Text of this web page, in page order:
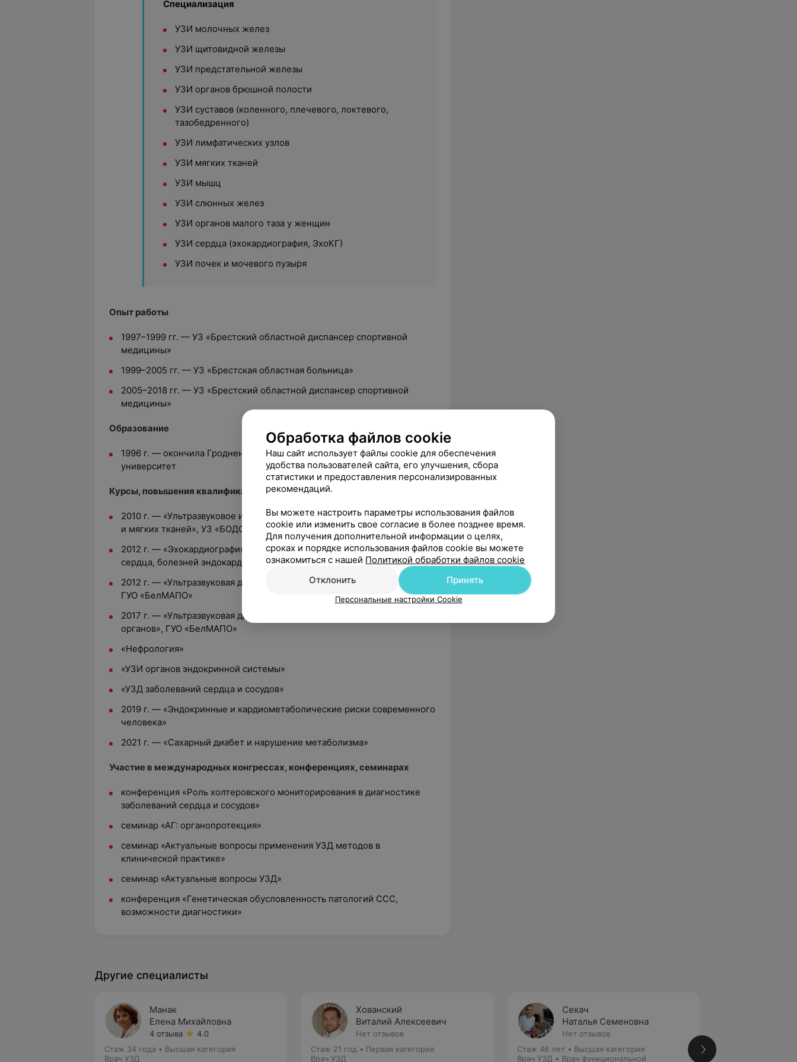
Специализация
УЗИ молочных желез
УЗИ щитовидной железы
УЗИ предстательной железы
УЗИ органов брюшной полости
УЗИ суставов (коленного, плечевого, локтевого,
тазобедренного)
УЗИ лимфатических узлов
УЗИ мягких тканей
УЗИ мышц
УЗИ слюнных желез
УЗИ органов малого таза у женщин
УЗИ сердца (эхокардиография, ЭхоКГ)
УЗИ почек и мочевого пузыря
Опыт работы
1997–1999 гг. — УЗ «Брестский областной диспансер спортивной
медицины»
1999–2005 гг. — УЗ «Брестская областная больница»
2005–2018 гг. — УЗ «Брестский областной диспансер спортивной
медицины»
Образование
1996 г. — окончила Гродненский государственный медицинский
университет
Курсы, повышения квалификации
2010 г. — «Ультразвуковое исследование суставов, связочного аппарата
и мягких тканей», УЗ «БОДСМ»
2012 г. — «Эхокардиография в диагностике приобретённых пороков
сердца, болезней эндокарда и перикарда», ГУО «БелМАПО»
2012 г. — «Ультразвуковая диагностика в гинекологии и маммологии»,
ГУО «БелМАПО»
2017 г. — «Ультразвуковая диагностика патологии внутренних
органов», ГУО «БелМАПО»
«Нефрология»
«УЗИ органов эндокринной системы»
«УЗД заболеваний сердца и сосудов»
2019 г. — «Эндокринные и кардиометаболические риски современного
человека»
2021 г. — «Сахарный диабет и нарушение метаболизма»
Участие в международных конгрессах, конференциях, семинарах
конференция «Роль холтеровского мониторирования в диагностике
заболеваний сердца и сосудов»
семинар «АГ: органопротекция»
семинар «Актуальные вопросы применения УЗД методов в
клинической практике»
семинар «Актуальные вопросы УЗД»
конференция «Генетическая обусловленность патологий ССС,
возможности диагностики»
Другие специалисты
Манак
Елена Михайловна
4 отзыва
4.0
Стаж 34 года • Высшая категория
Врач УЗД
Хованский
Виталий Алексеевич
Нет отзывов
Стаж 21 год • Первая категория
Врач УЗД
Секач
Наталья Семеновна
Нет отзывов
Стаж 46 лет • Высшая категория
Врач УЗД • Врач функциональной
Обработка файлов cookie
Наш сайт использует файлы cookie для обеспечения
удобства пользователей сайта, его улучшения, сбора
статистики и предоставления персонализированных
рекомендаций.
Вы можете настроить параметры использования файлов
cookie или изменить свое согласие в более позднее время.
Для получения дополнительной информации о целях,
сроках и порядке использования файлов cookie вы можете
ознакомиться с нашей Политикой обработки файлов cookie
Отклонить
Принять
Персональные настройки Cookie